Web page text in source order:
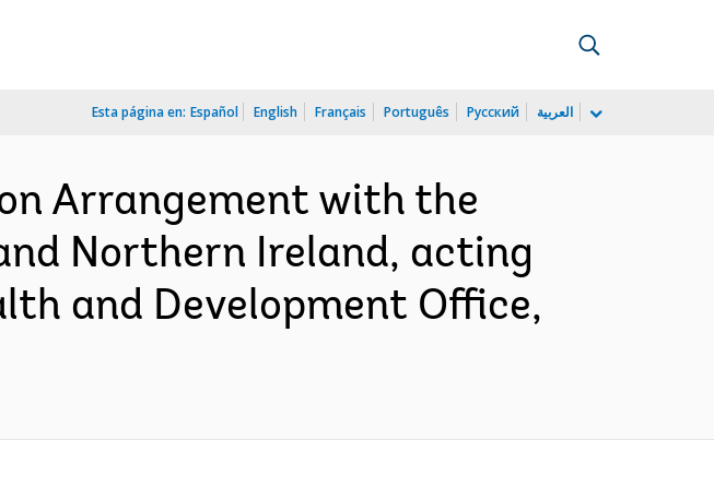
Esta página en: Español English Français Português Русский العربية
Arrangement with the
Northern Ireland, acting
and Development Office,